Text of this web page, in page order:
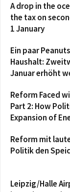
A drop in the
the tax on
1 January
Ein paar
Haushalt:
Januar erhöht
Reform Faced
Part 2: How
Expansion of
Reform mit
Politik den
Leipzig/Halle